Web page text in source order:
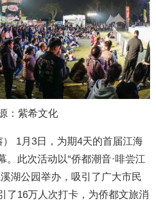
：紫希文化
1月3日，为期4天的首届江海
。此次活动以“侨都潮音·啡尝江
湖公园举办，吸引了广大市民
了16万人次打卡，为侨都文旅消